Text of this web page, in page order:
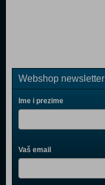
Webshop newsletter
Ime i prezime
Vaš email